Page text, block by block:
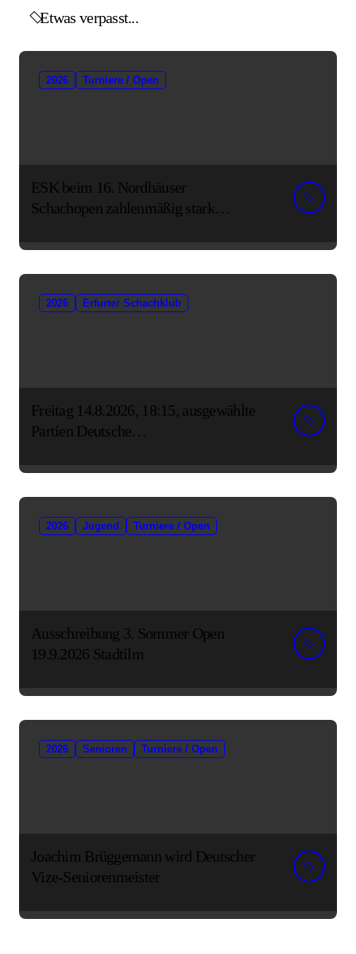
Etwas verpasst...
2026 Turniere / Open
ESK beim 16. Nordhäuser
Schachopen zahlenmäßig stark
2026 Erfurter Schachklub
Freitag 14.8.2026, 18:15, ausgewählte
Partien Deutsche
2026 Jugend Turniere / Open
Ausschreibung 3. Sommer Open
19.9.2026 Stadtilm
2026 Senioren Turniere / Open
Joachim Brüggemann wird Deutscher
Vize-Seniorenmeister